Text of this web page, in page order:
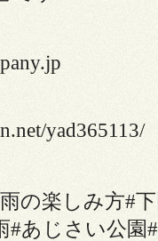
yad365113/
の楽しみ方#
#あじさい公園#